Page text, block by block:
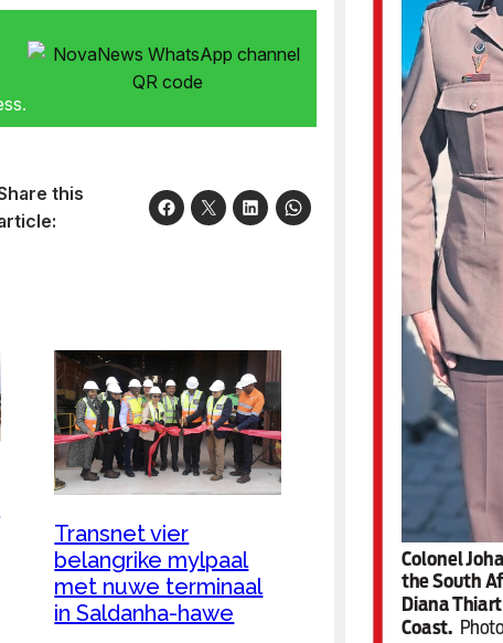
this
Transnet vier
belangrike mylpaal
met nuwe terminaal
in Saldanha-hawe